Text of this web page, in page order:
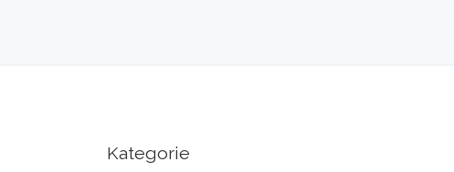
Kategorie